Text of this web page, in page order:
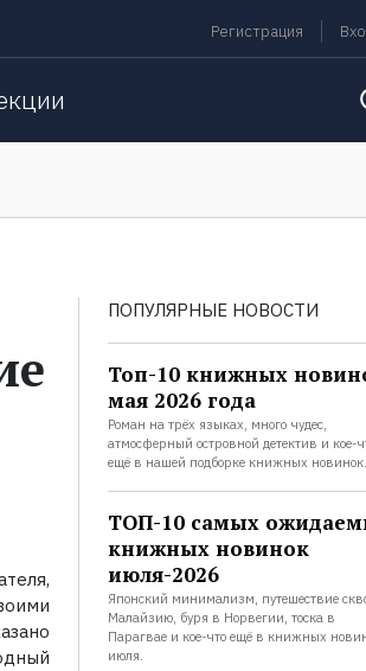
Регистрация
ПОПУЛЯРНЫЕ НОВОСТИ
Топ-10 книжных
мая 2026 года
Роман на трёх языках, много чудес,
атмосферный островной детектив и кое-
ещё в нашей подборке книжных новинок.
ТОП-10 самых
книжных новинок
июля-2026
Японский минимализм, путешествие
Малайзию, буря в Норвегии, тоска в
Парагвае и кое-что ещё в книжных
июля.